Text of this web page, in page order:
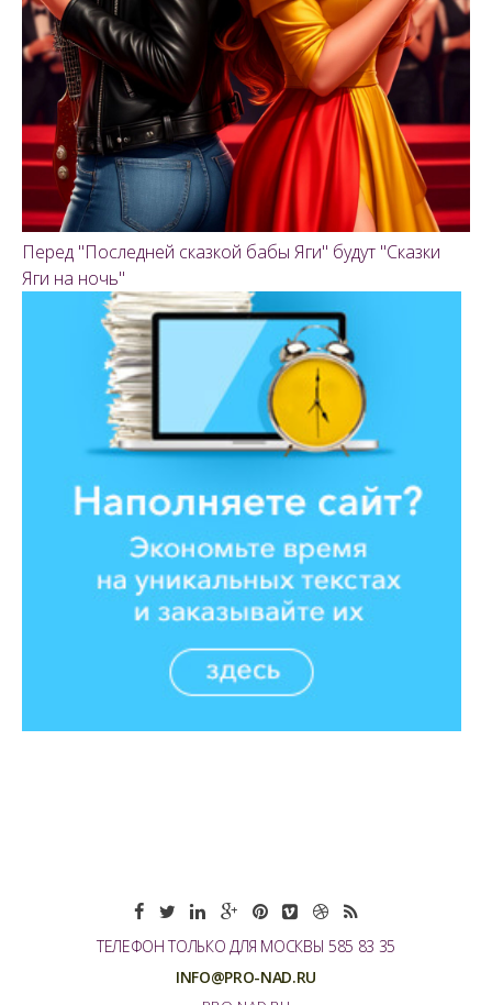
Перед "Последней сказкой бабы Яги" будут "Сказки
Яги на ночь"
ТЕЛЕФОН ТОЛЬКО ДЛЯ МОСКВЫ 585 83 35
INFO@PRO-NAD.RU